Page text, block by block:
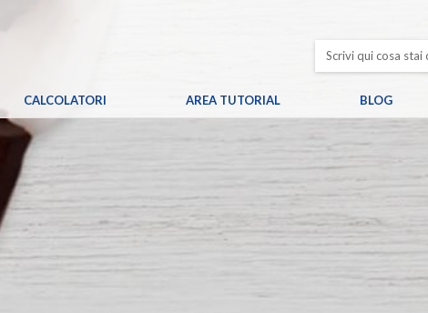
CALCOLATORI AREA TUTORIAL BLOG